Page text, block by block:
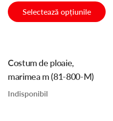
Selectează opțiunile
pot
fi
pagina
produsului.
Costum de ploaie,
marimea m (81-800-M)
Indisponibil